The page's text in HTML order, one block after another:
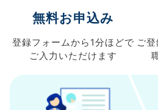
無料お申込み
登録フォームから 1分ほどで
ご入力 いただけます
ご登